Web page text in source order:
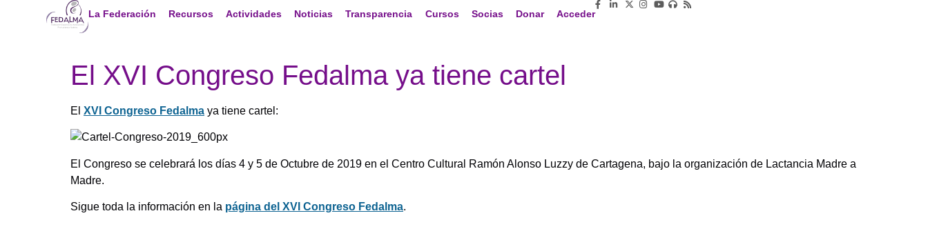
La Federación Recursos Actividades Noticias Transparencia Cursos Socias Donar Acceder
El XVI Congreso Fedalma ya tiene cartel
El XVI Congreso Fedalma ya tiene cartel:
El Congreso se celebrará los días 4 y 5 de Octubre de 2019 en el Centro Cultural Ramón Alonso Luzzy de Cartagena, bajo la organización de Lactancia Madre a
Madre.
Sigue toda la información en la página del XVI Congreso Fedalma.